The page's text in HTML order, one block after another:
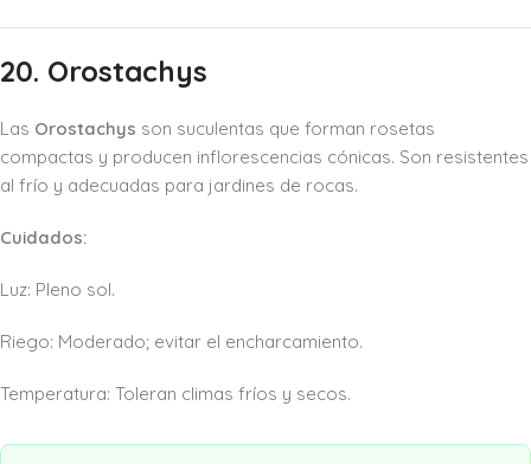
20. Orostachys
Las Orostachys son suculentas que forman rosetas
compactas y producen inflorescencias cónicas. Son resistentes
al frío y adecuadas para jardines de rocas.
Cuidados:
Luz: Pleno sol.
Riego: Moderado; evitar el encharcamiento.
Temperatura: Toleran climas fríos y secos.